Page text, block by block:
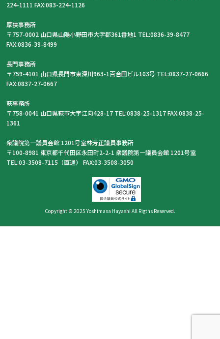
Copyright © 2025 Yoshimasa Hayashi All Rigths Reserved.
224-1111 FAX:083-224-1126
厚狭事務所
〒757-0002 山口県山陽小野田市大字郡361番地1 TEL:0836-39-8477
FAX:0836-39-8499
長門事務所
〒759-4101 山口県長門市東深川963-1百合田ビル103号 TEL:0837-27-0666
FAX:0837-27-0667
萩事務所
〒758-0041 山口県萩市大字江向428-17 TEL:0838-25-1317 FAX:0838-25-
1361
衆議院第一議員会館 1201号室林芳正議員事務所
〒100-8981 東京都千代田区永田町2-2-1 衆議院第一議員会館 1201号室
TEL:03-3508-7115（直通） FAX:03-3508-3050